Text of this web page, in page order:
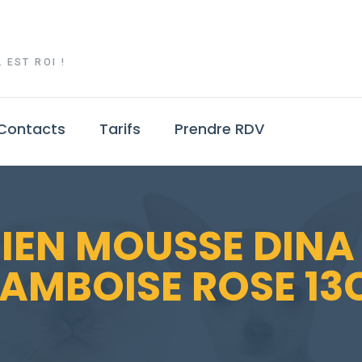
EST ROI !
Tarifs Prendre RDV
MOUSSE
ROSE